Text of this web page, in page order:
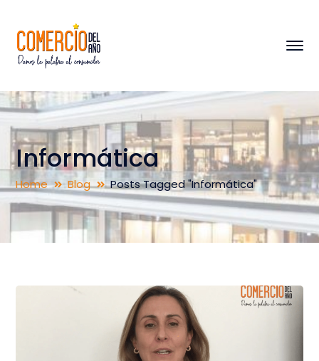
Informática
Home Blog Posts Tagged "Informática"